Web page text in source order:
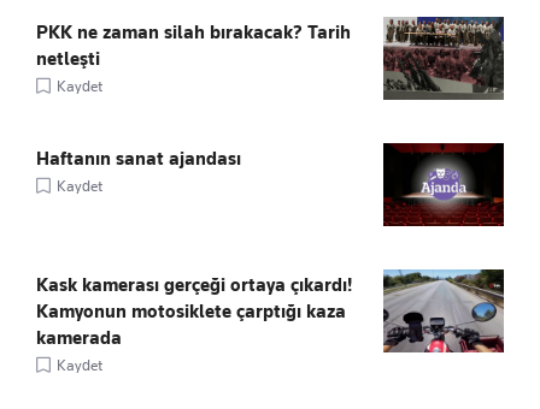
PKK ne zaman silah bırakacak? Tarih
netleşti
Kaydet
Haftanın sanat ajandası
Kaydet
Kask kamerası gerçeği ortaya çıkardı!
Kamyonun motosiklete çarptığı kaza
kamerada
Kaydet